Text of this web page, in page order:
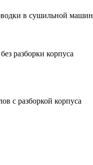
в сушильной
разборки корпуса
с разборкой корпуса